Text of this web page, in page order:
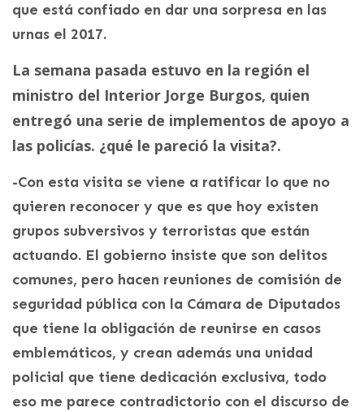
que está confiado en dar una sorpresa en las
urnas el 2017.
La semana pasada estuvo en la región el
ministro del Interior Jorge Burgos, quien
entregó una serie de implementos de apoyo a
las policías. ¿qué le pareció la visita?.
-Con esta visita se viene a ratificar lo que no
quieren reconocer y que es que hoy existen
grupos subversivos y terroristas que están
actuando. El gobierno insiste que son delitos
comunes, pero hacen reuniones de comisión de
seguridad pública con la Cámara de Diputados
que tiene la obligación de reunirse en casos
emblemáticos, y crean además una unidad
policial que tiene dedicación exclusiva, todo
eso me parece contradictorio con el discurso de